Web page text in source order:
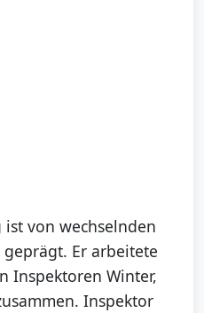
von wechselnden
Er arbeitete
Inspektoren Winter,
Inspektor